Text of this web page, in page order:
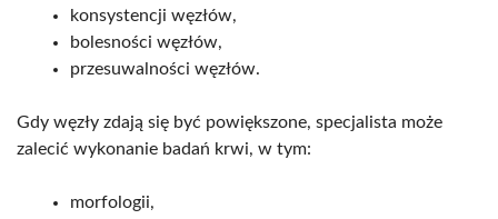
konsystencji węzłów,
bolesności węzłów,
przesuwalności węzłów.
Gdy węzły zdają się być powiększone, specjalista może
zalecić wykonanie badań krwi, w tym:
morfologii,